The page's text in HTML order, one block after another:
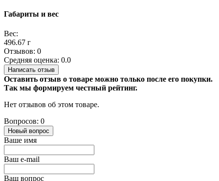
Габариты и вес
Вес:
496.67 г
Отзывов: 0
Средняя оценка: 0.0
Написать отзыв
Оставить отзыв о товаре можно только после его покупки.
Так мы формируем честный рейтинг.
Нет отзывов об этом товаре.
Вопросов: 0
Новый вопрос
Ваше имя
Ваш e-mail
Ваш вопрос